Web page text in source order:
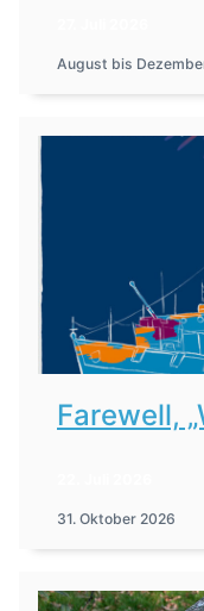
August bis
Farewell,
31. Oktober 2026